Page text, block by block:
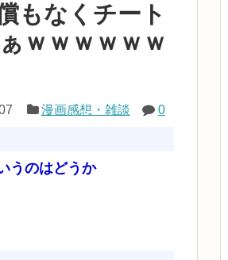
もなくチート
ｗｗｗｗｗｗ
漫画感想・雑談 0
うのはどうか